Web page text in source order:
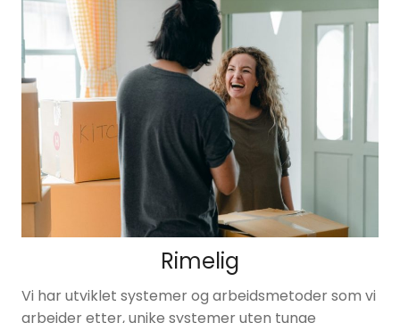
Rimelig
Vi har utviklet systemer og arbeidsmetoder som vi
arbeider etter, unike systemer uten tunge